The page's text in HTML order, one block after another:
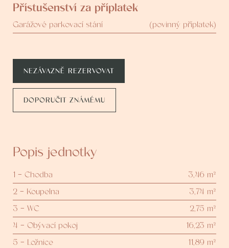
Přístušenství za příplatek
Garážové parkovací stání (povinný příplatek)
NEZÁVAZNĚ REZERVOVAT
DOPORUČIT ZNÁMÉMU
Popis jednotky
1 - Chodba
3,46 m²
2 - Koupelna
3,74 m²
3 - WC
2,75 m²
4 - Obývací pokoj
16,23 m²
5 - Ložnice
11,89 m²